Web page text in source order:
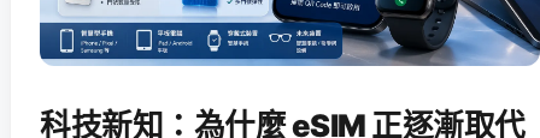
科技新知：為什麼 eSIM 正逐漸取代